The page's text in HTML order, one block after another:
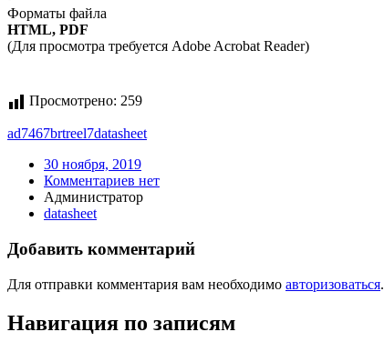
Форматы файла
HTML, PDF
(Для просмотра требуется Adobe Acrobat Reader)
Просмотрено: 259
ad7467brtreel7datasheet
30 ноября, 2019
Комментариев нет
Администратор
datasheet
Добавить комментарий
Для отправки комментария вам необходимо авторизоваться.
Навигация по записям